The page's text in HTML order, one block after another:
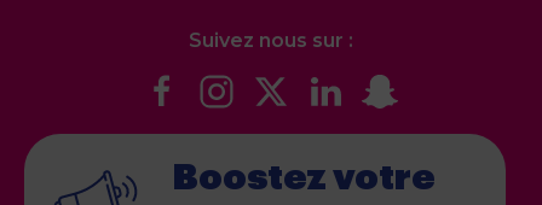
Suivez nous sur :
Boostez votre